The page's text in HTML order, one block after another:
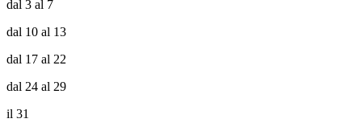
dal 3 al 7
dal 10 al 13
dal 17 al 22
dal 24 al 29
il 31